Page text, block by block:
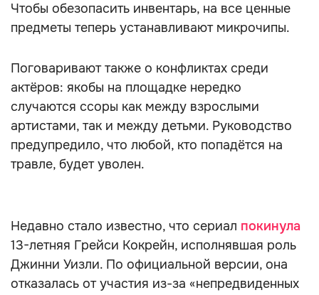
Чтобы обезопасить инвентарь, на все ценные
предметы теперь устанавливают микрочипы.
Поговаривают также о конфликтах среди
актёров: якобы на площадке нередко
случаются ссоры как между взрослыми
артистами, так и между детьми. Руководство
предупредило, что любой, кто попадётся на
травле, будет уволен.
Недавно стало известно, что сериал покинула
13-летняя Грейси Кокрейн, исполнявшая роль
Джинни Уизли. По официальной версии, она
отказалась от участия из-за «непредвиденных